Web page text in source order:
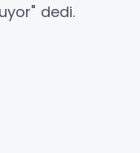
dedi.